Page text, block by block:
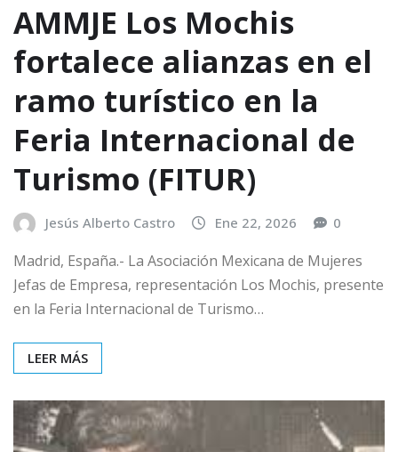
AMMJE Los Mochis
fortalece alianzas en el
ramo turístico en la
Feria Internacional de
Turismo (FITUR)
Jesús Alberto Castro Ene 22, 2026 0
Madrid, España.- La Asociación Mexicana de Mujeres
Jefas de Empresa, representación Los Mochis, presente
en la Feria Internacional de Turismo…
LEER MÁS